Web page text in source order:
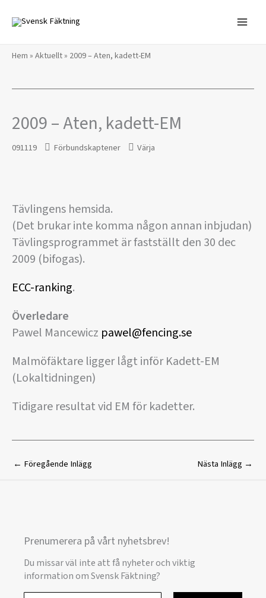
innehåll
Hem » Aktuellt» 2009 – Aten, kadett-EM
2009 – Aten, kadett-EM
091119 Förbundskaptener Värja
Tävlingens hemsida.
(Det brukar inte komma någon annan inbjudan)
Tävlingsprogrammet är fastställt den 30 dec
2009 (bifogas).
ECC-ranking.
Överledare
Pawel Mancewicz pawel@fencing.se
Malmöfäktare ligger lågt inför Kadett-EM
(Lokaltidningen)
Tidigare resultat vid EM för kadetter.
← Föregående Inlägg Nästa Inlägg →
Prenumerera på vårt nyhetsbrev!
Du missar väl inte att få nyheter och viktig
information om Svensk Fäktning?